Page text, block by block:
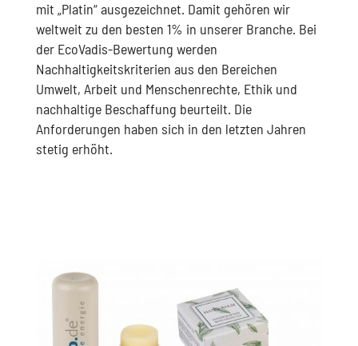
mit „Platin“ ausgezeichnet. Damit gehören wir
weltweit zu den besten 1% in unserer Branche. Bei
der EcoVadis-Bewertung werden
Nachhaltigkeitskriterien aus den Bereichen
Umwelt, Arbeit und Menschenrechte, Ethik und
nachhaltige Beschaffung beurteilt. Die
Anforderungen haben sich in den letzten Jahren
stetig erhöht.